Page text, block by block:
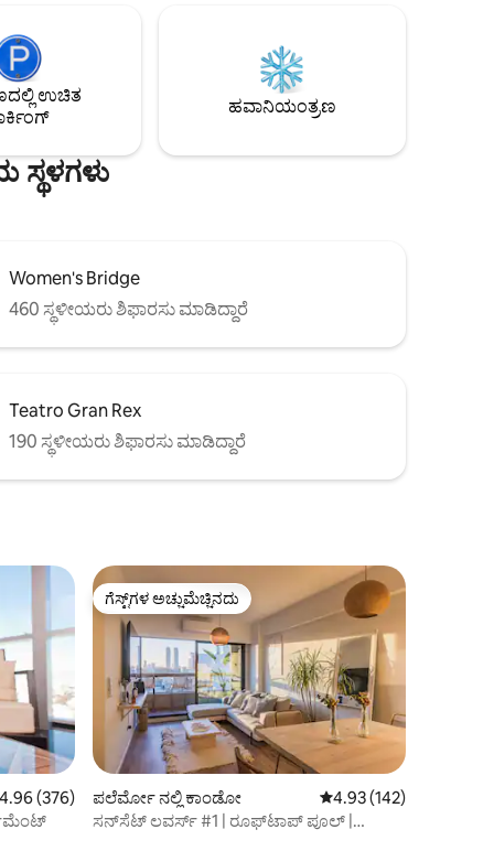
ಮತ್ತು
ಪ್ರಕಾಶಮಾನವಾದ, ಸುಸಜ್ಜಿತ ಲಾಫ್ಟ್ ಆಗಿದೆ, ಇದನ್ನು
ಟೈಮ್ ಔಟ್ ವಿಶ್ವದ 10 "ತಂಪಾದ" ಗಳಲ್ಲಿ ಒಂದನ್ನು
ಆಯ್ಕೆ ಮಾಡಿದೆ. ಮುಖ್ಯ ರೆಸ್ಟೋರೆಂಟ್‌ಗಳು, ಬಾರ್‌ಗಳು
ಮತ್ತು ಹೆಲಾಡ್ರಿಯಾಗಳು ಇಲ್ಲಿವೆ.
ಉಚಿತ
ಹವಾನಿಯಂತ್ರಣ
ಸ್ಥಳಗಳು
Women's Bridge
460 ಸ್ಥಳೀಯರು ಶಿಫಾರಸು ಮಾಡಿದ್ದಾರೆ
Teatro Gran Rex
190 ಸ್ಥಳೀಯರು ಶಿಫಾರಸು ಮಾಡಿದ್ದಾರೆ
4.96 ಸರಾಸರಿ ರೇಟಿಂಗ್, 376 ವಿಮರ್ಶೆಗಳು
4.96 (376)
ಗೆಸ್ಟ್‌ಗಳ ಅಚ್ಚುಮೆಚ್ಚಿನದು
ಗೆಸ್ಟ್‌ಗಳ ಅಚ್ಚುಮೆಚ್ಚಿನದು
ಪಲೆರ್ಮೋ ನಲ್ಲಿ ಕಾಂಡೋ 5 ರಲ್ಲಿ 4.93 ಸರಾಸರಿ
4.93 (142)
ಸನ್‌ಸೆಟ್ ಲವರ್ಸ್ #1 | ರೂಫ್‌ಟಾಪ್ ಪೂಲ್ |